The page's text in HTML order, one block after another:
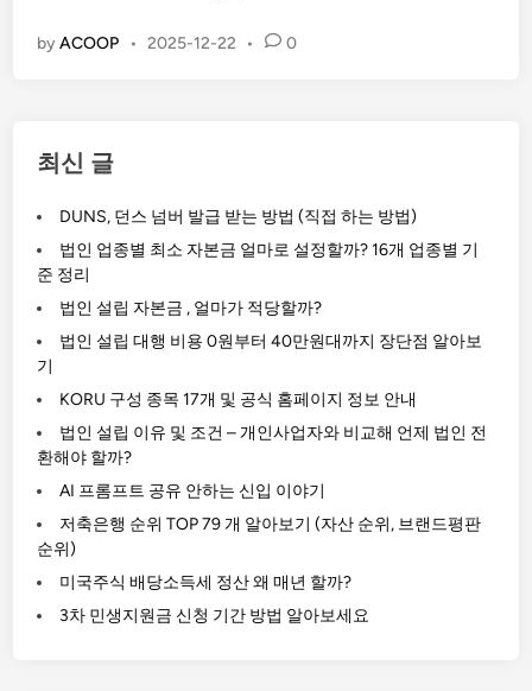
오
를
옮
는
사
기
들
…
유
는
byACOOP • 2025-12-22 • 0
최신 글
DUNS, 던스 넘버 발급 받는 방법 (직접 하는 방법)
법인 업종별 최소 자본금 얼마로 설정할까? 16개 업종별 기
준 정리
법인 설립 자본금 , 얼마가 적당할까?
법인 설립 대행 비용 0원부터 40만원대까지 장단점 알아보
기
KORU 구성 종목 17개 및 공식 홈페이지 정보 안내
법인 설립 이유 및 조건 – 개인사업자와 비교해 언제 법인 전
환해야 할까?
AI 프롬프트 공유 안하는 신입 이야기
저축은행 순위 TOP 79 개 알아보기 (자산 순위, 브랜드평판
순위)
미국주식 배당소득세 정산 왜 매년 할까?
3차 민생지원금 신청 기간 방법 알아보세요